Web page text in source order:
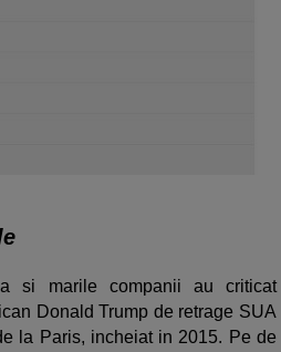
si marile companii au criticat
Donald Trump de retrage SUA
la Paris, incheiat in 2015. Pe de